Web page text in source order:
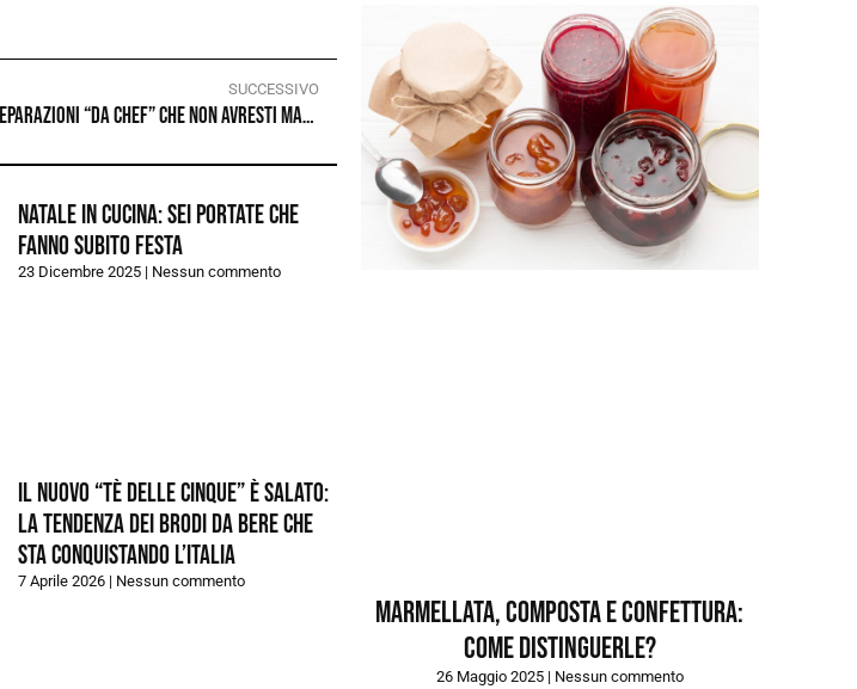
SUCCESSIVO
Oltre le patatine: preparazioni “da chef” che non avresti mai pensato di poter fare in friggitrice ad aria
Natale in cucina: sei portate che
fanno subito festa
23 Dicembre 2025 Nessun commento
Il nuovo “tè delle cinque” è salato:
la tendenza dei brodi da bere che
sta conquistando l’Italia
7 Aprile 2026 Nessun commento
Marmellata, composta e confettura:
come distinguerle?
26 Maggio 2025 Nessun commento